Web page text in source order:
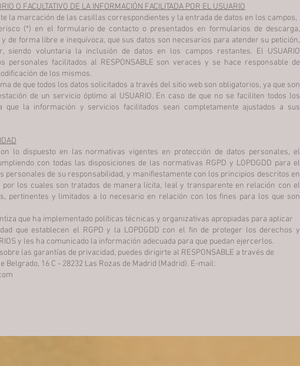
O FACULTATIVO DE LA INFORMACIÓN FACILITADA POR EL USUARIO
la marcación de las casillas correspondientes y la entrada de datos en los campos,
(*) en el formulario de contacto o presentados en formularios de descarga,
de forma libre e inequívoca, que sus datos son necesarios para atender su petición,
siendo voluntaria la inclusión de datos en los campos restantes. El USUARIO
personales facilitados al RESPONSABLE son veraces y se hace responsable de
de los mismos.
de que todos los datos solicitados a través del sitio web son obligatorios, ya que son
de un servicio óptimo al USUARIO. En caso de que no se faciliten todos los
que la información y servicios facilitados sean completamente ajustados a sus
lo dispuesto en las normativas vigentes en protección de datos personales, el
con todas las disposiciones de las normativas RGPD y LOPDGDD para el
personales de su responsabilidad, y manifiestamente con los principios descritos en
por los cuales son tratados de manera lícita, leal y transparente en relación con el
pertinentes y limitados a lo necesario en relación con los fines para los que son
que ha implementado políticas técnicas y organizativas apropiadas para aplicar
que establecen el RGPD y la LOPDGDD con el fin de proteger los derechos y
y les ha comunicado la información adecuada para que puedan ejercerlos.
las garantías de privacidad, puedes dirigirte al RESPONSABLE a través de
Belgrado, 16 C - 28232 Las Rozas de Madrid (Madrid). E-mail: